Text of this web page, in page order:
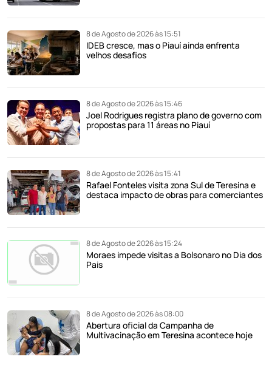
8 de Agosto de 2026 às 15:51
IDEB cresce, mas o Piauí ainda enfrenta
velhos desafios
8 de Agosto de 2026 às 15:46
Joel Rodrigues registra plano de governo com
propostas para 11 áreas no Piauí
8 de Agosto de 2026 às 15:41
Rafael Fonteles visita zona Sul de Teresina e
destaca impacto de obras para comerciantes
8 de Agosto de 2026 às 15:24
Moraes impede visitas a Bolsonaro no Dia dos
Pais
8 de Agosto de 2026 às 08:00
Abertura oficial da Campanha de
Multivacinação em Teresina acontece hoje